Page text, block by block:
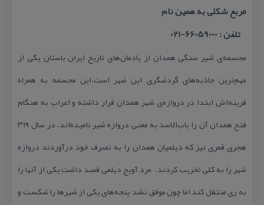
مربع شكلی به همین نام
تلفن : 66059000-021
مجسمه‌ی شیر سنگی همدان ‌از یادمان‌های تاریخ ایران باستان یكی از
مهم‌ترین ‌جاذبه‌های گردشگری این شهر است.‌این مجسمه به‌ همراه
قرینه‌اش ابتدا در دروازه‌ی شهر همدان قرار داشته و اعراب به هنگام
فتح همدان آن را باب‌الاسد به معنی‌ دروازه شیر نامیده‌اند. در سال ۳۱۹
هجری قمری نیز كه‌ دیلمیان همدان را به تصرف خود درآوردند دروازه
شهر را به كلی تخریب كردند. ‌ مرد آویج دیلمی قصد داشت ‌یكی از آنها را
به ری منتقل كند اما چون موفق نشد پنجه‌های یكی از شیرها را شكست و